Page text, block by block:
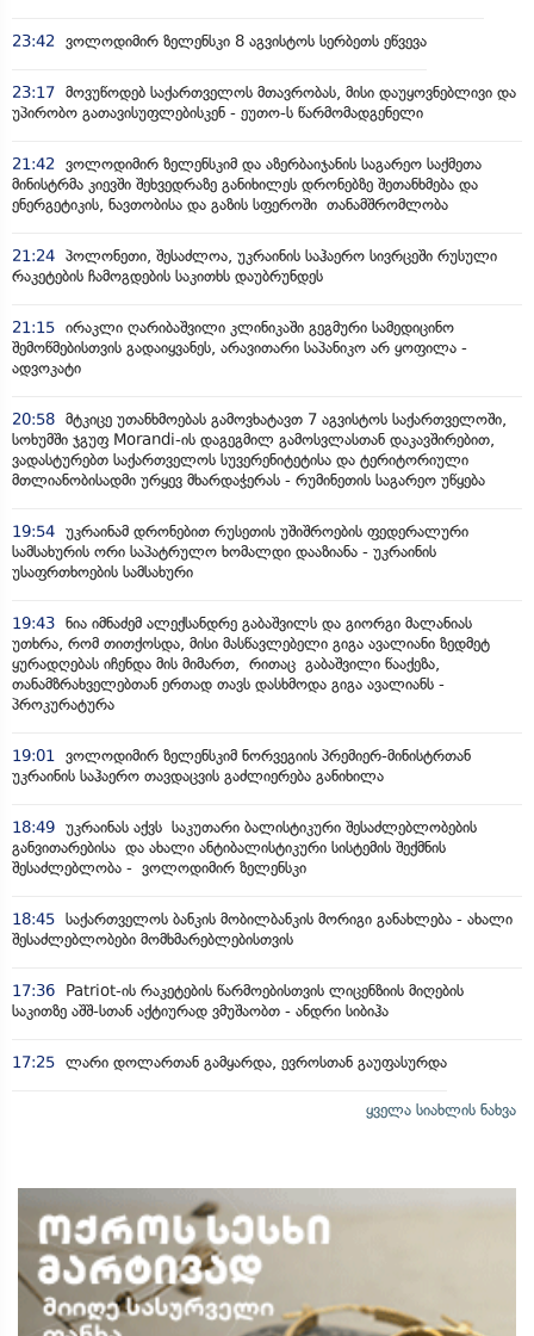
23:42 ვოლოდიმირ ზელენსკი 8 აგვისტოს სერბეთს ეწვევა
23:17 მოვუწოდებ საქართველოს მთავრობას, მისი დაუყოვნებლივი და
უპირობო გათავისუფლებისკენ - ეუთო-ს წარმომადგენელი
21:42 ვოლოდიმირ ზელენსკიმ და აზერბაიჯანის საგარეო საქმეთა
მინისტრმა კიევში შეხვედრაზე განიხილეს დრონებზე შეთანხმება და
ენერგეტიკის, ნავთობისა და გაზის სფეროში თანამშრომლობა
21:24 პოლონეთი, შესაძლოა, უკრაინის საჰაერო სივრცეში რუსული
რაკეტების ჩამოგდების საკითხს დაუბრუნდეს
21:15 ირაკლი ღარიბაშვილი კლინიკაში გეგმური სამედიცინო
შემოწმებისთვის გადაიყვანეს, არავითარი საპანიკო არ ყოფილა -
ადვოკატი
20:58 მტკიცე უთანხმოებას გამოვხატავთ 7 აგვისტოს საქართველოში,
სოხუმში ჯგუფ Morandi-ის დაგეგმილ გამოსვლასთან დაკავშირებით,
ვადასტურებთ საქართველოს სუვერენიტეტისა და ტერიტორიული
მთლიანობისადმი ურყევ მხარდაჭერას - რუმინეთის საგარეო უწყება
19:54 უკრაინამ დრონებით რუსეთის უშიშროების ფედერალური
სამსახურის ორი საპატრულო ხომალდი დააზიანა - უკრაინის
უსაფრთხოების სამსახური
19:43 ნია იმნაძემ ალექსანდრე გაბაშვილს და გიორგი მალანიას
უთხრა, რომ თითქოსდა, მისი მასწავლებელი გიგა ავალიანი ზედმეტ
ყურადღებას იჩენდა მის მიმართ, რითაც გაბაშვილი წააქეზა,
თანამზრახველებთან ერთად თავს დასხმოდა გიგა ავალიანს -
პროკურატურა
19:01 ვოლოდიმირ ზელენსკიმ ნორვეგიის პრემიერ-მინისტრთან
უკრაინის საჰაერო თავდაცვის გაძლიერება განიხილა
18:49 უკრაინას აქვს საკუთარი ბალისტიკური შესაძლებლობების
განვითარებისა და ახალი ანტიბალისტიკური სისტემის შექმნის
შესაძლებლობა - ვოლოდიმირ ზელენსკი
18:45 საქართველოს ბანკის მობილბანკის მორიგი განახლება - ახალი
შესაძლებლობები მომხმარებლებისთვის
17:36
Patriot-ის რაკეტების წარმოებისთვის ლიცენზიის მიღების
საკითზე აშშ-სთან აქტიურად ვმუშაობთ - ანდრი სიბიჰა
17:25 ლარი დოლართან გამყარდა, ევროსთან გაუფასურდა
ყველა სიახლის ნახვა